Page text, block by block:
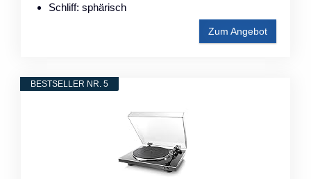
Schliff: sphärisch
Zum Angebot
BESTSELLER NR. 5